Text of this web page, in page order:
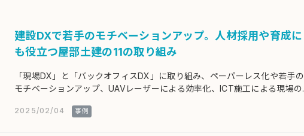
建設DXで若手のモチベーションアップ。人材採用や育成に
も役立つ屋部土建の11の取り組み
「現場DX」と「バックオフィスDX」に取り組み、ペーパーレス化や若手の
モチベーションアップ、UAVレーザーによる効率化、ICT施工による現場の
社の入佐氏に解説いただきます。
2025/02/04 事例